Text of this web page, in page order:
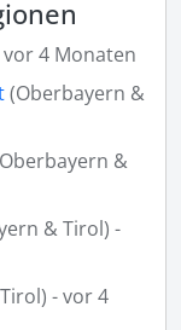
4 Monaten
(Oberbayern &
&
& Tirol) -
- vor 4